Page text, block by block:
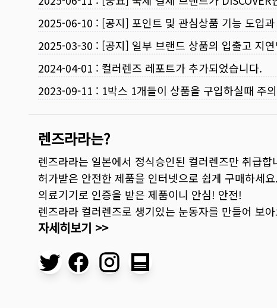
2025-06-10 : [공지] 포인트 및 관심상품 기능 도입
2025-03-30 : [공지] 일부 브랜드 상품의 입출고 지
2024-04-01 : 컬러렌즈 레포트가 추가되었습니다.
2023-09-11 : 1박스 1개들이 상품을 구입하실때 주
렌즈라라는?
렌즈라라는 일본에서 정식승인된 컬러렌즈만 취급합
허가받은 안전한 제품을 인터넷으로 쉽게 구매하세요.
의료기기로 인증을 받은 제품이니 안심! 안전!
렌즈라라 컬러렌즈로 생기있는 눈동자를 만들어 보
자세히보기 >>